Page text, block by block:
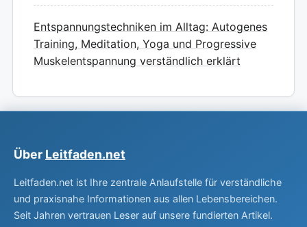
Entspannungstechniken im Alltag: Autogenes
Training, Meditation, Yoga und Progressive
Muskelentspannung verständlich erklärt
Über Leitfaden.net
Leitfaden.net ist Ihre zentrale Anlaufstelle für verständliche
und praxisnahe Informationen aus allen Lebensbereichen.
Seit Jahren vertrauen Leser auf unsere fundierten Artikel.